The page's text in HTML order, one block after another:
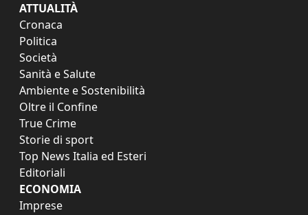
ATTUALITÀ
Cronaca
Politica
Società
Sanità e Salute
Ambiente e Sostenibilità
Oltre il Confine
True Crime
Storie di sport
Top News Italia ed Esteri
Editoriali
ECONOMIA
Imprese